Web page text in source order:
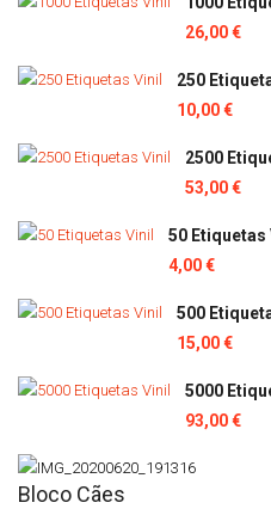
26,00 €
250
10,00 €
2500
53,00 €
50 Etiquetas
4,00 €
500
15,00 €
5000
93,00 €
Bloco Cães